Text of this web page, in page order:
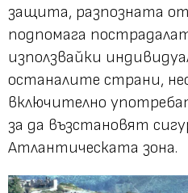
защита, разпозната
подпомага
използвайки
останалите страни,
включително
за да възстановят
Атлантическата зона.